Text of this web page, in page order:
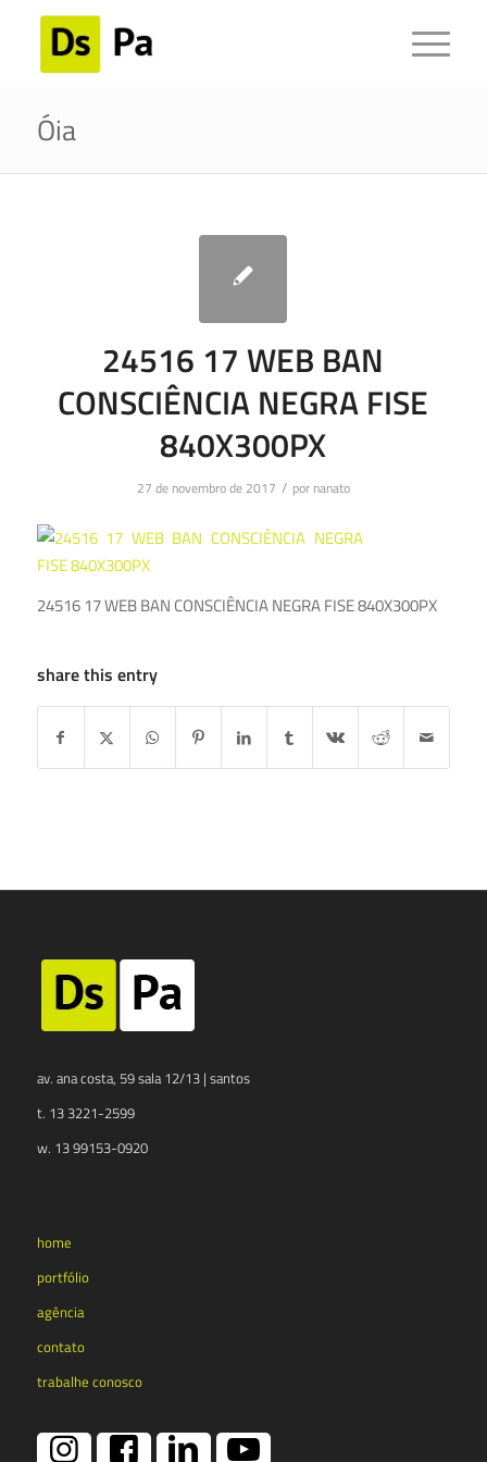
Óia
24516 17 WEB BAN
CONSCIÊNCIA NEGRA FISE
840X300PX
27 de novembro de 2017 / por nanato
24516 17 WEB BAN CONSCIÊNCIA NEGRA FISE 840X300PX
share this entry
av. ana costa, 59 sala 12/13 | santos
t. 13 3221-2599
w. 13 99153-0920
home
portfólio
agência
contato
trabalhe conosco